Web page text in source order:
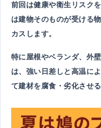
前回は健康や衛生リスク
は建物そのものが受ける
カスします。
特に屋根やベランダ、外
は、強い日差しと高温に
て建材を腐食・劣化させ